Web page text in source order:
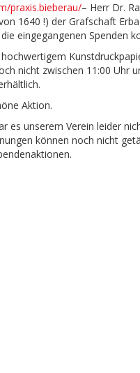
praxis.bieberau/– Herr Dr.
1640 !) der Grafschaft
eingegangenen Spenden
nicht zwischen 11:00 Uhr
Aktion.
es unserem Verein leider
können noch nicht